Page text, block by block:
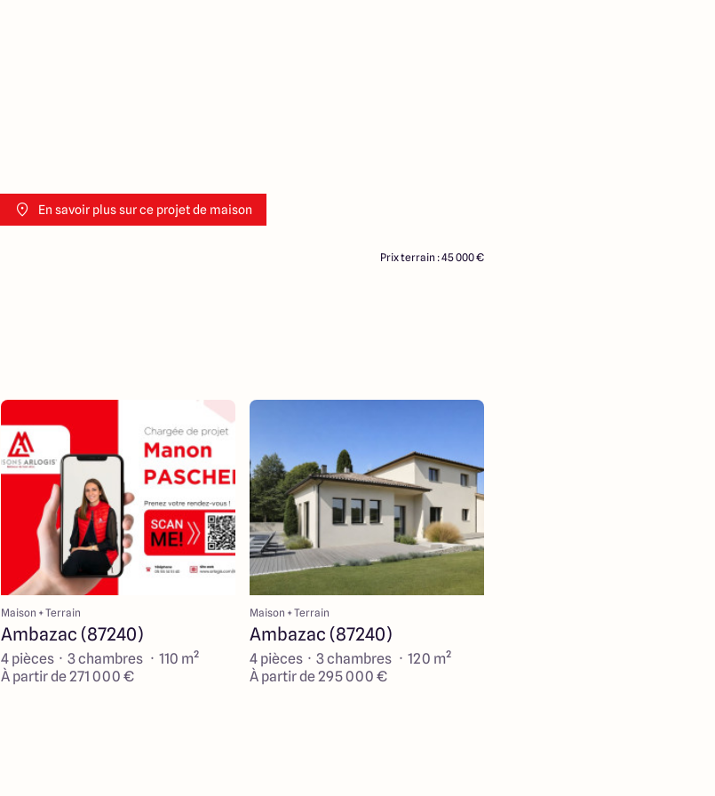
En savoir plus sur ce projet de maison
Prix terrain : 45 000 €
Maison + Terrain
Ambazac (87240)
4 pièces · 3 chambres · 110 m²
À partir de 271 000 €
Maison + Terrain
Ambazac (87240)
4 pièces · 3 chambres · 120 m²
À partir de 295 000 €